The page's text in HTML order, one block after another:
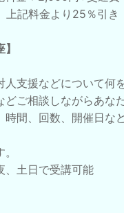
より25％引き
支援などについて何
ご相談しながらあな
間、回数、開催日な
、土日で受講可能